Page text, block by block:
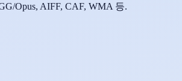
Opus, AIFF, CAF, WMA 등.